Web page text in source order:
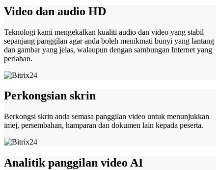
Video dan audio HD
Teknologi kami mengekalkan kualiti audio dan video yang stabil
sepanjang panggilan agar anda boleh menikmati bunyi yang lantang
dan gambar yang jelas, walaupun dengan sambungan Internet yang
perlahan.
Perkongsian skrin
Berkongsi skrin anda semasa panggilan video untuk menunjukkan
imej, persembahan, hamparan dan dokumen lain kepada peserta.
Analitik panggilan video AI